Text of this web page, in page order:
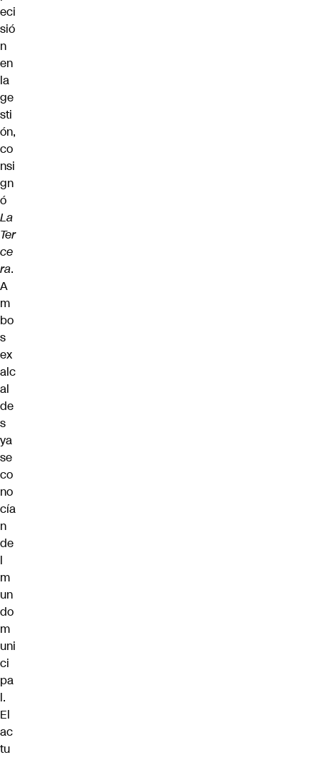
eci
sió
n
en
la
ge
sti
ón,
co
nsi
gn
ó
La
Ter
ce
ra.
A
m
bo
s
ex
alc
al
de
s
ya
se
co
no
cía
n
de
l
m
un
do
m
uni
ci
pa
l.
El
ac
tu